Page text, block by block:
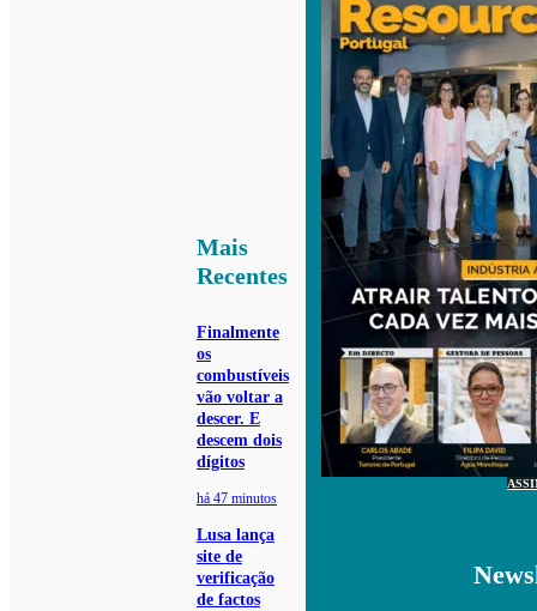
Mais
Recentes
Finalmente
os
combustíveis
vão voltar a
descer. E
descem dois
dígitos
há 47 minutos
Lusa lança
site de
verificação
de factos